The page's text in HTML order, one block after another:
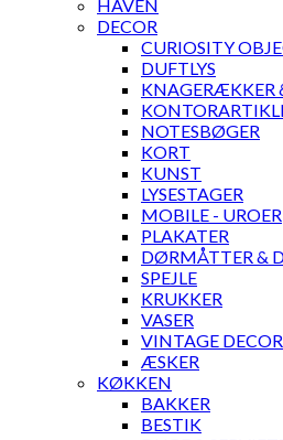
HAVEN
DECOR
CURIOSITY
DUFTLYS
KNAGERÆKKER
NOTESBØGER
KORT
KUNST
LYSESTAGER
MOBILE - UROER
PLAKATER
DØRMÅTTER &
SPEJLE
KRUKKER
VASER
VINTAGE DECOR
ÆSKER
KØKKEN
BAKKER
BESTIK